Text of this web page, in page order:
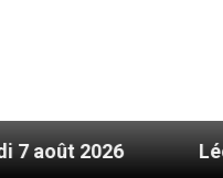
Léon XIV en